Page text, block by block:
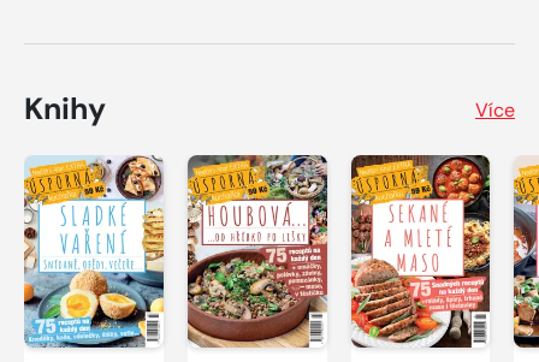
šachovnicová roláda, naříznuté bochníčky, koláč s
řezy s ořechy, ovocné nanuky nebo buchtičky s krémem
z remosky a spoustu jiných skvělých receptů.
Knihy Více